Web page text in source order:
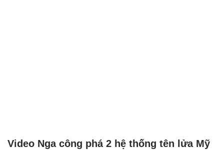
Video Nga công phá 2 hệ thống tên lửa Mỹ